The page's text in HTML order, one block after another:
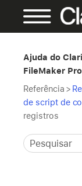
Ajuda do
FileMaker Pro
Referência >
de script de
registros